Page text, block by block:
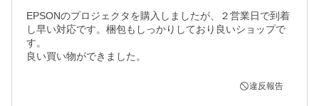
EPSONのプロジェクタを購入しましたが、２営業日で到着
し早い対応です。梱包もしっかりしており良いショップで
す。
良い買い物ができました。
違反報告